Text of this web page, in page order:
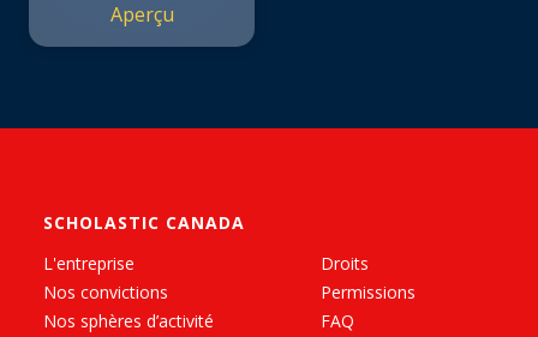
Aperçu
SCHOLASTIC CANADA
L'entreprise
Nos convictions
Nos sphères d’activité
Droits
Permissions
FAQ